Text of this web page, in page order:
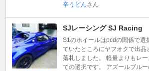
辛うどんさん
SJレーシング SJ Racing
S1のホイールはpcdの関係で選
ていたところにヤフオクで出品
落札しました。 軽量よりもレ
ての選択です。 アズールブル